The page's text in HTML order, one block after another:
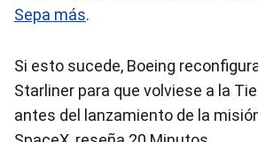
Sepa más.
Si esto sucede, Boeing
Starliner para que volviese a la
antes del lanzamiento de la